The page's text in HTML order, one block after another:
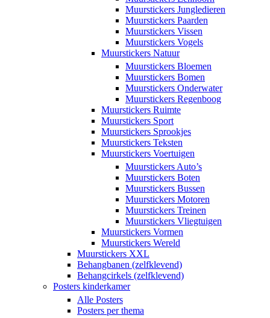
Muurstickers Jungledieren
Muurstickers Paarden
Muurstickers Vissen
Muurstickers Vogels
Muurstickers Natuur
Muurstickers Bloemen
Muurstickers Bomen
Muurstickers Onderwater
Muurstickers Regenboog
Muurstickers Ruimte
Muurstickers Sport
Muurstickers Sprookjes
Muurstickers Teksten
Muurstickers Voertuigen
Muurstickers Auto’s
Muurstickers Boten
Muurstickers Bussen
Muurstickers Motoren
Muurstickers Treinen
Muurstickers Vliegtuigen
Muurstickers Vormen
Muurstickers Wereld
Muurstickers XXL
Behangbanen (zelfklevend)
Behangcirkels (zelfklevend)
Posters kinderkamer
Alle Posters
Posters per thema